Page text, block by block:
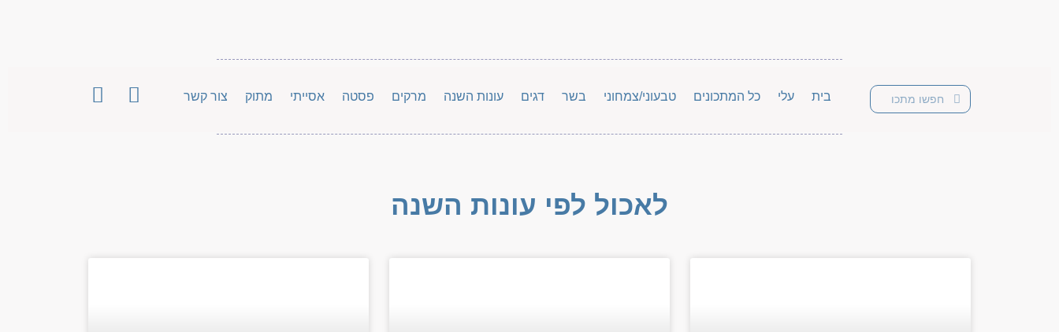
בית עלי כל המתכונים טבעוני/צמחוני בשר דגים עונות השנה מרקים פסטה אסייתי מתוק צור קשר
לאכול לפי עונות השנה